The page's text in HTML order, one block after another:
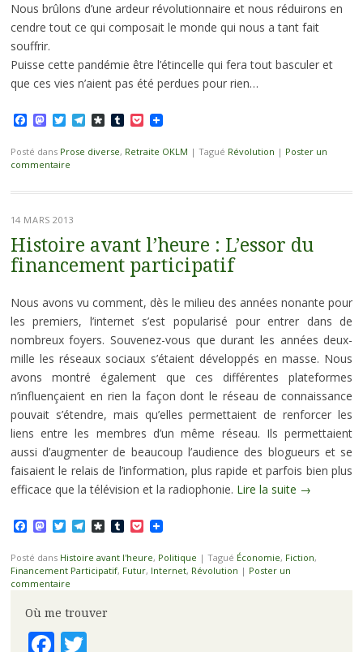
Nous brûlons d’une ardeur révolutionnaire et nous réduirons en
cendre tout ce qui composait le monde qui nous a tant fait
souffrir.
Puisse cette pandémie être l’étincelle qui fera tout basculer et
que ces vies n’aient pas été perdues pour rien…
Facebook
Mastodon
TwitterTelegram
Diaspora
Tumblr
Pocket
Posté dans Prose diverse, Retraite OKLM | Tagué Révolution | Poster un
commentaire
14 MARS 2013
Histoire avant l’heure : L’essor du
financement participatif
Nous avons vu comment, dès le milieu des années nonante pour
les premiers, l’internet s’est popularisé pour entrer dans de
nombreux foyers. Souvenez-vous que durant les années deux-
mille les réseaux sociaux s’étaient développés en masse. Nous
avons montré également que ces différentes plateformes
n’influençaient en rien la façon dont le réseau de connaissance
pouvait s’étendre, mais qu’elles permettaient de renforcer les
liens entre les membres d’un même réseau. Ils permettaient
aussi d’augmenter de beaucoup l’audience des blogueurs et se
faisaient le relais de l’information, plus rapide et parfois bien plus
efficace que la télévision et la radiophonie. Lire la suite →
Facebook
Mastodon
TwitterTelegram
Diaspora
Tumblr
Pocket
Posté dans Histoire avant l'heure, Politique | Tagué Économie, Fiction,
Financement Participatif, Futur, Internet, Révolution | Poster un
commentaire
Où me trouver
Facebook
Twitter